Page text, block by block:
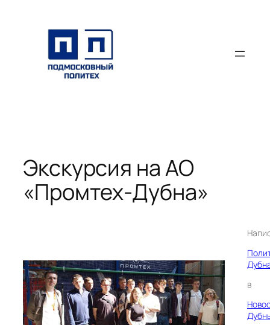
содержимому
Экскурсия на АО
«Промтех-Дубна»
в